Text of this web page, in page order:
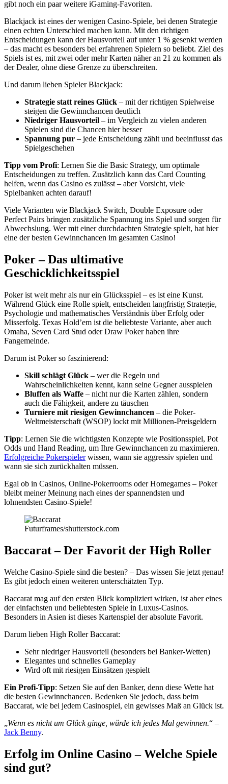
gibt noch ein paar weitere iGaming-Favoriten.
Blackjack ist eines der wenigen Casino-Spiele, bei denen Strategie
einen echten Unterschied machen kann. Mit den richtigen
Entscheidungen kann der Hausvorteil auf unter 1 % gesenkt werden
– das macht es besonders bei erfahrenen Spielern so beliebt. Ziel des
Spiels ist es, mit zwei oder mehr Karten näher an 21 zu kommen als
der Dealer, ohne diese Grenze zu überschreiten.
Und darum lieben Spieler Blackjack:
Strategie statt reines Glück – mit der richtigen Spielweise
steigen die Gewinnchancen deutlich
Niedriger Hausvorteil – im Vergleich zu vielen anderen
Spielen sind die Chancen hier besser
Spannung pur – jede Entscheidung zählt und beeinflusst das
Spielgeschehen
Tipp vom Profi: Lernen Sie die Basic Strategy, um optimale
Entscheidungen zu treffen. Zusätzlich kann das Card Counting
helfen, wenn das Casino es zulässt – aber Vorsicht, viele
Spielbanken achten darauf!
Viele Varianten wie Blackjack Switch, Double Exposure oder
Perfect Pairs bringen zusätzliche Spannung ins Spiel und sorgen für
Abwechslung. Wer mit einer durchdachten Strategie spielt, hat hier
eine der besten Gewinnchancen im gesamten Casino!
Poker – Das ultimative
Geschicklichkeitsspiel
Poker ist weit mehr als nur ein Glücksspiel – es ist eine Kunst.
Während Glück eine Rolle spielt, entscheiden langfristig Strategie,
Psychologie und mathematisches Verständnis über Erfolg oder
Misserfolg. Texas Hold’em ist die beliebteste Variante, aber auch
Omaha, Seven Card Stud oder Draw Poker haben ihre
Fangemeinde.
Darum ist Poker so faszinierend:
Skill schlägt Glück – wer die Regeln und
Wahrscheinlichkeiten kennt, kann seine Gegner ausspielen
Bluffen als Waffe – nicht nur die Karten zählen, sondern
auch die Fähigkeit, andere zu täuschen
Turniere mit riesigen Gewinnchancen – die Poker-
Weltmeisterschaft (WSOP) lockt mit Millionen-Preisgeldern
Tipp: Lernen Sie die wichtigsten Konzepte wie Positionsspiel, Pot
Odds und Hand Reading, um Ihre Gewinnchancen zu maximieren.
Erfolgreiche Pokerspielerwissen, wann sie aggressiv spielen und
wann sie sich zurückhalten müssen.
Egal ob in Casinos, Online-Pokerrooms oder Homegames – Poker
bleibt meiner Meinung nach eines der spannendsten und
lohnendsten Casino-Spiele!
Futurframes/shutterstock.com
Baccarat – Der Favorit der High Roller
Welche Casino-Spiele sind die besten? – Das wissen Sie jetzt genau!
Es gibt jedoch einen weiteren unterschätzten Typ.
Baccarat mag auf den ersten Blick kompliziert wirken, ist aber eines
der einfachsten und beliebtesten Spiele in Luxus-Casinos.
Besonders in Asien ist dieses Kartenspiel der absolute Favorit.
Darum lieben High Roller Baccarat:
Sehr niedriger Hausvorteil (besonders bei Banker-Wetten)
Elegantes und schnelles Gameplay
Wird oft mit riesigen Einsätzen gespielt
Ein Profi-Tipp: Setzen Sie auf den Banker, denn diese Wette hat
die besten Gewinnchancen. Bedenken Sie jedoch, dass beim
Baccarat, wie bei jedem Casinospiel, ein gewisses Maß an Glück ist.
„Wenn es nicht um Glück ginge, würde ich jedes Mal gewinnen.“ –
Jack Benny.
Erfolg im Online Casino – Welche Spiele
sind gut?